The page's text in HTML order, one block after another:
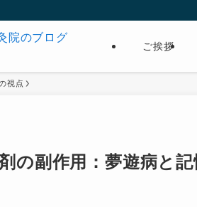
ご挨拶
視点
の副作用：夢遊病と